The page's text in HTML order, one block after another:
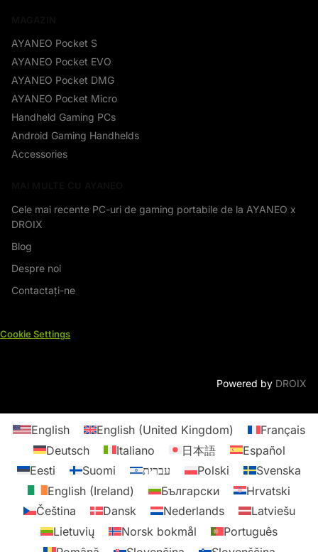
AYANEO Pocket S
AYANEO Pocket EVO
AYANEO Pocket DMG
AYANEO Pocket Micro
Handheld Gaming PCs
Android Gaming Handhelds
Accessories
Cele mai recente PC-uri de gaming portabile de la AYANEO x
DROIX
Blog
Despre noi
Contactați-ne
Cookie Settings
Powered by DROIX
English English (United Kingdom)
Français
Deutsch
Italiano 日本語
Español
Eesti
Suomi עברית Polski
Svenska
English (Ireland)
Български
Hrvatski
Čeština
Dansk Nederlands
Latviešu
Lietuvių
Norsk bokmål
Português